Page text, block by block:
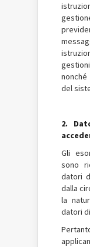
del
2.
Gli
sono
datori
dalla
la
datori